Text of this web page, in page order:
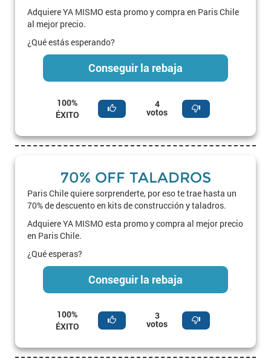
Adquiere YA MISMO esta promo y compra en Paris Chile
al mejor precio.
¿Qué estás esperando?
Conseguir la rebaja
100%
ÉXITO
4
votos
70% OFF TALADROS
Paris Chile quiere sorprenderte, por eso te trae hasta un
70% de descuento en kits de construcción y taladros.
Adquiere YA MISMO esta promo y compra al mejor precio
en Paris Chile.
¿Qué esperas?
Conseguir la rebaja
100%
ÉXITO
3
votos